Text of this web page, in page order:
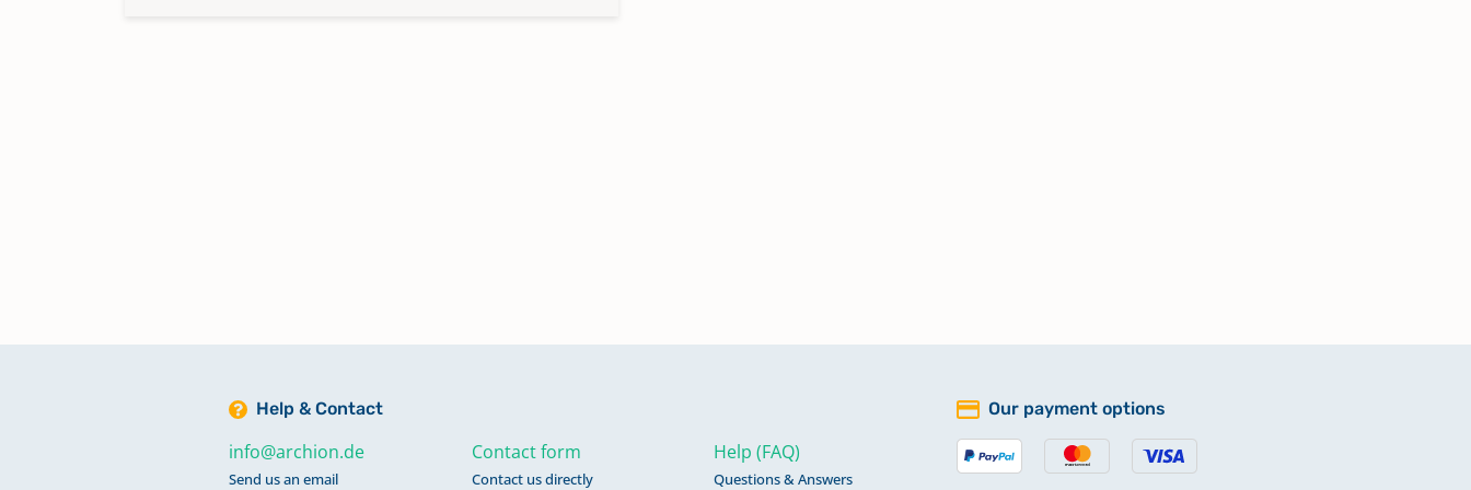
Help & Contact
info@archion.de
Send us an email
Contact form
Contact us directly
Help (FAQ)
Questions & Answers
Our payment options